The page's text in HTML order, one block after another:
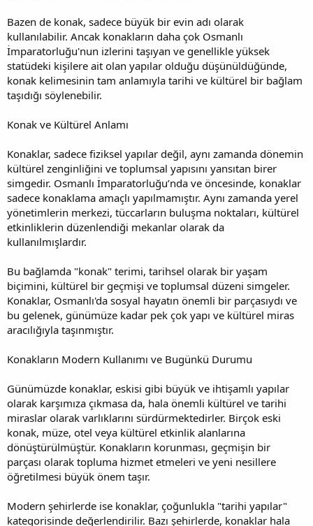
Bazen de konak, sadece büyük bir evin adı olarak
kullanılabilir. Ancak konakların daha çok Osmanlı
İmparatorluğu'nun izlerini taşıyan ve genellikle yüksek
statüdeki kişilere ait olan yapılar olduğu düşünüldüğünde,
konak kelimesinin tam anlamıyla tarihi ve kültürel bir bağlam
taşıdığı söylenebilir.
Konak ve Kültürel Anlamı
Konaklar, sadece fiziksel yapılar değil, aynı zamanda dönemin
kültürel zenginliğini ve toplumsal yapısını yansıtan birer
simgedir. Osmanlı İmparatorluğu’nda ve öncesinde, konaklar
sadece konaklama amaçlı yapılmamıştır. Aynı zamanda yerel
yönetimlerin merkezi, tüccarların buluşma noktaları, kültürel
etkinliklerin düzenlendiği mekanlar olarak da
kullanılmışlardır.
Bu bağlamda "konak" terimi, tarihsel olarak bir yaşam
biçimini, kültürel bir geçmişi ve toplumsal düzeni simgeler.
Konaklar, Osmanlı'da sosyal hayatın önemli bir parçasıydı ve
bu gelenek, günümüze kadar pek çok yapı ve kültürel miras
aracılığıyla taşınmıştır.
Konakların Modern Kullanımı ve Bugünkü Durumu
Günümüzde konaklar, eskisi gibi büyük ve ihtişamlı yapılar
olarak karşımıza çıkmasa da, hala önemli kültürel ve tarihi
miraslar olarak varlıklarını sürdürmektedirler. Birçok eski
konak, müze, otel veya kültürel etkinlik alanlarına
dönüştürülmüştür. Konakların korunması, geçmişin bir
parçası olarak topluma hizmet etmeleri ve yeni nesillere
öğretilmesi büyük önem taşır.
Modern şehirlerde ise konaklar, çoğunlukla "tarihi yapılar"
kategorisinde değerlendirilir. Bazı şehirlerde, konaklar hala